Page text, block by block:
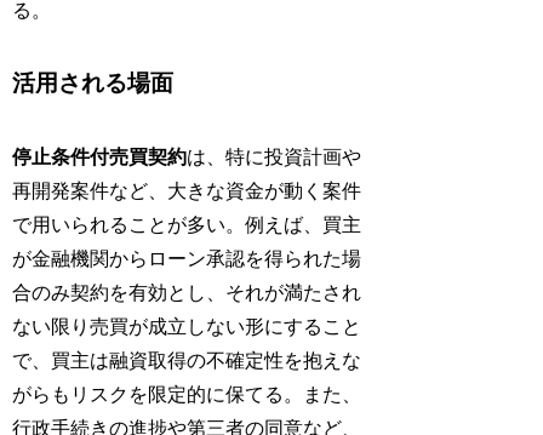
る。
活用される場面
停止条件付売買契約は、特に投資計画や
再開発案件など、大きな資金が動く案件
で用いられることが多い。例えば、買主
が金融機関からローン承認を得られた場
合のみ契約を有効とし、それが満たされ
ない限り売買が成立しない形にすること
で、買主は融資取得の不確定性を抱えな
がらもリスクを限定的に保てる。また、
行政手続きの進捗や第三者の同意など、